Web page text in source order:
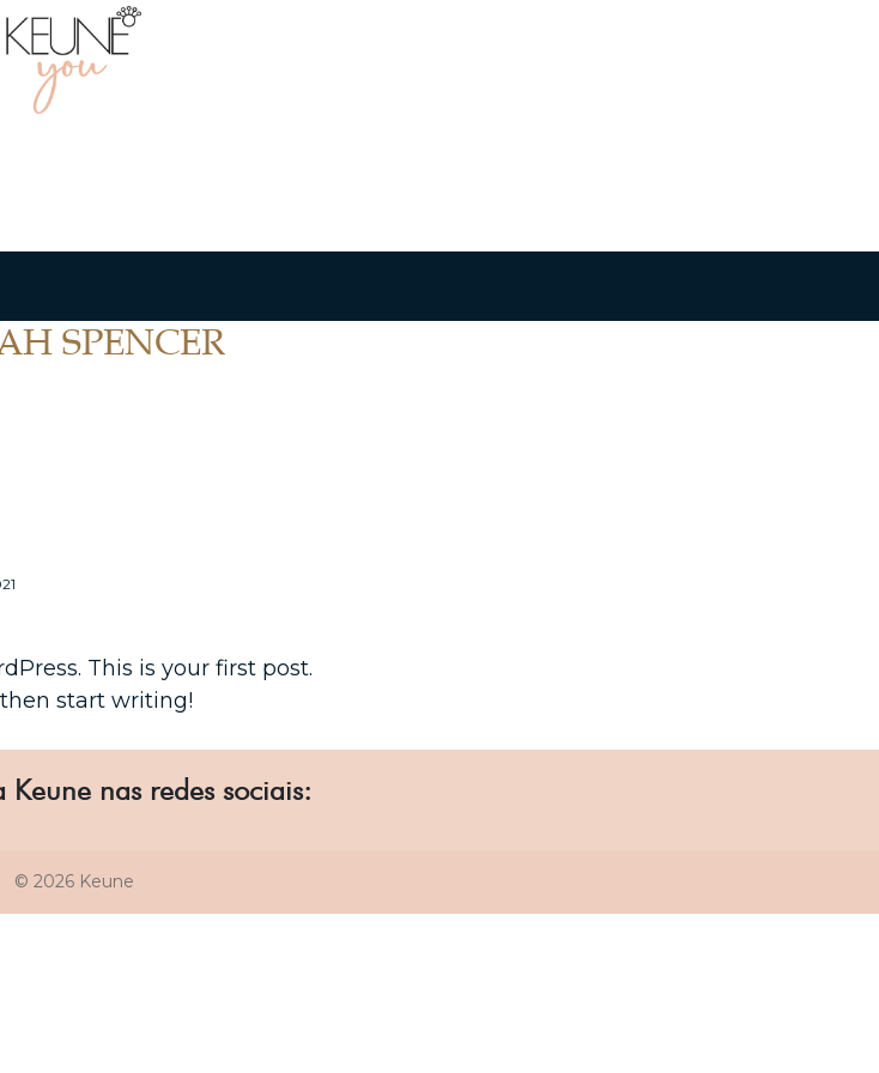
SPENCER
This is your first post.
start writing!
Keune nas redes sociais:
© 2026 Keune